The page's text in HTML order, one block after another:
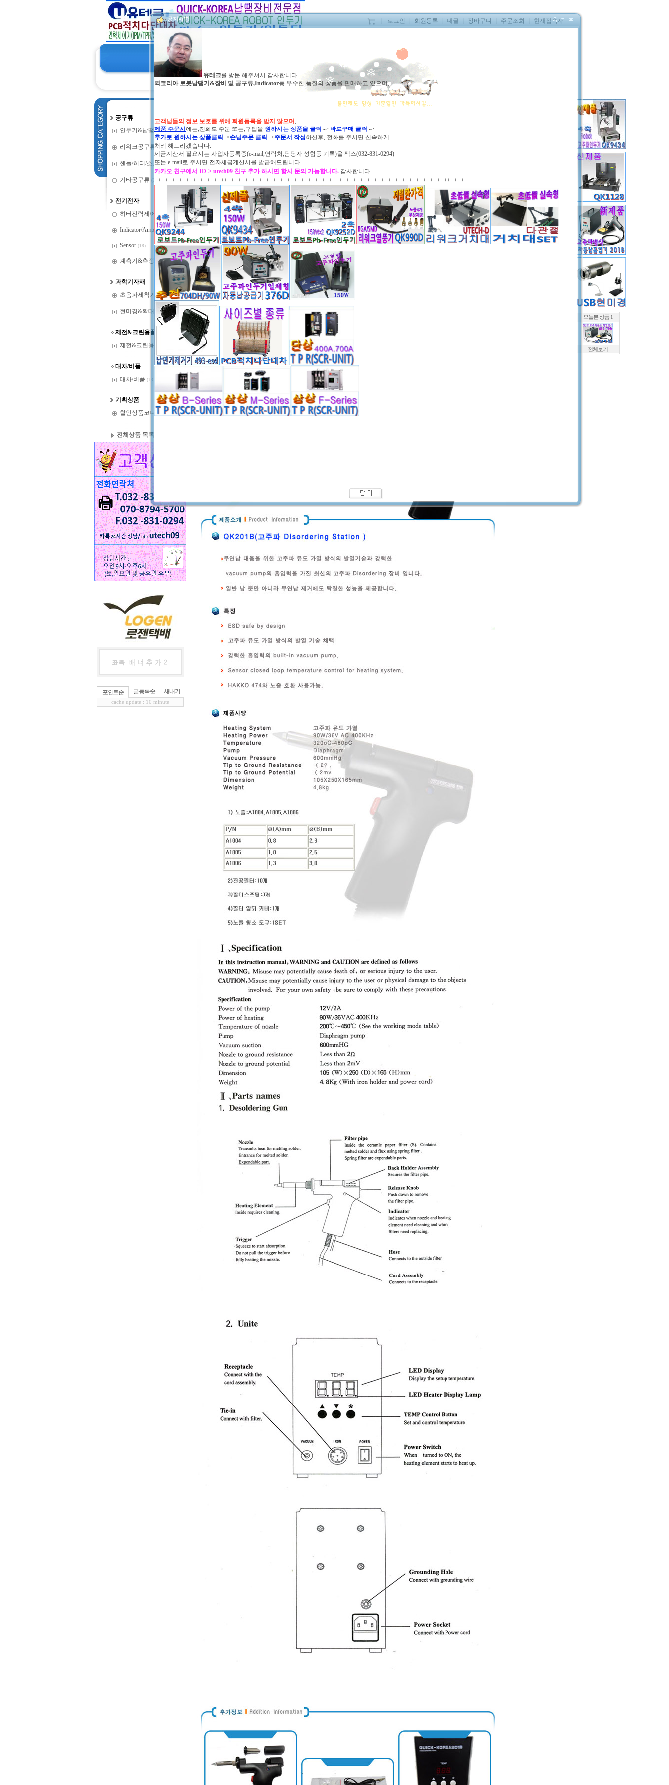
로그인 회원등록 내글 장바구니 주문조회 현재접속자
공구류
인두기&납땜기 (352)
리워크공구류 (135)
핸들/히터/소모 (73)
기타공구류 (2)
전기전자
히터전력제어기 (9)
Indicator/Amp (29)
Sensor (18)
계측기&측정기 (37)
과학기자재
초음파세척기 (22)
현미경&확대경 (144)
제전&크린용품
제전&크린용품
대차/비품
대차/비품 (13)
기획상품
할인상품코너 (36)
전체상품 목록
포인트순 글등록순 새내기
cache update : 10 minute
상품 모델명
원산지
중국OEM
부가세/카드제외
구매수량
EA
3)
* 90w pb-free 고주파발열 방식형 신기술 제품임
오늘본 상품 1
전체보기
공지사항
유테크를 방문 해주셔서 감사합니다.
퀵코리아 로봇납땜기&장비 및 공구류,Indicator등 우수한 품질의 상품을 판매하고 있으며,
고객님들의 정보 보호를 위해 회원등록을 받지 않으며,
제품 주문시 에는,전화로 주문 또는,구입을 원하시는 상품을 클릭 -> 바로구매 클릭 ->
추가로 원하시는 상품클릭 ->손님주문 클릭 ->주문서 작성하신후, 전화를 주시면 신속하게
처리 해드리겠습니다.
세금계산서 필요시는 사업자등록증(e-mail,연락처,담당자 성함등 기록)을 팩스(032-831-0294)
또는 e-mail로 주시면 전자세금계산서를 발급해드립니다.
카카오 친구에서 ID-> utech09 친구 추가 하시면 항시 문의 가능합니다. 감사합니다.
+++++++++++++++++++++++++++++++++++++++++++++++++++++++++++++++++++++++++++++++++++++++++